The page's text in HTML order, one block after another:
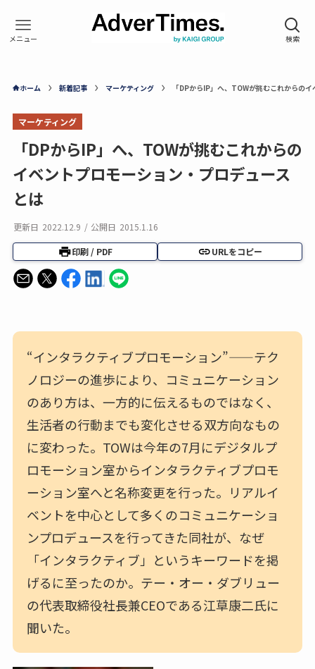
ホーム 新着記事 マーケティング 「DPからIP」へ、TOWが挑むこれからの
マーケティング
「DPからIP」へ、TOWが挑むこれからの
イベントプロモーション・プロデュース
とは
更新日 2022.12.9 / 公開日 2015.1.16
印刷 / PDF URLをコピー
“インタラクティブプロモーション”——テク
ノロジーの進歩により、コミュニケーション
のあり方は、一方的に伝えるものではなく、
生活者の行動までも変化させる双方向なもの
に変わった。TOWは今年の7月にデジタルプ
ロモーション室からインタラクティブプロモ
ーション室へと名称変更を行った。リアルイ
ベントを中心として多くのコミュニケーショ
ンプロデュースを行ってきた同社が、なぜ
「インタラクティブ」というキーワードを掲
げるに至ったのか。テー・オー・ダブリュー
の代表取締役社長兼CEOである江草康二氏に
聞いた。